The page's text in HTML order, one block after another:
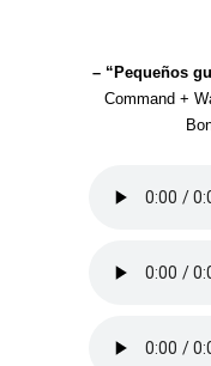
– “Pequeños
Command +